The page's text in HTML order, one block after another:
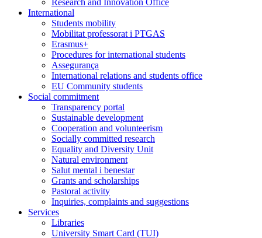
International
Students mobility
Mobilitat professorat i PTGAS
Erasmus+
Procedures for international students
Assegurança
International relations and students office
EU Community students
Social commitment
Transparency portal
Sustainable development
Cooperation and volunteerism
Socially committed research
Equality and Diversity Unit
Natural environment
Salut mental i benestar
Grants and scholarships
Pastoral activity
Inquiries, complaints and suggestions
Services
Libraries
University Smart Card (TUI)